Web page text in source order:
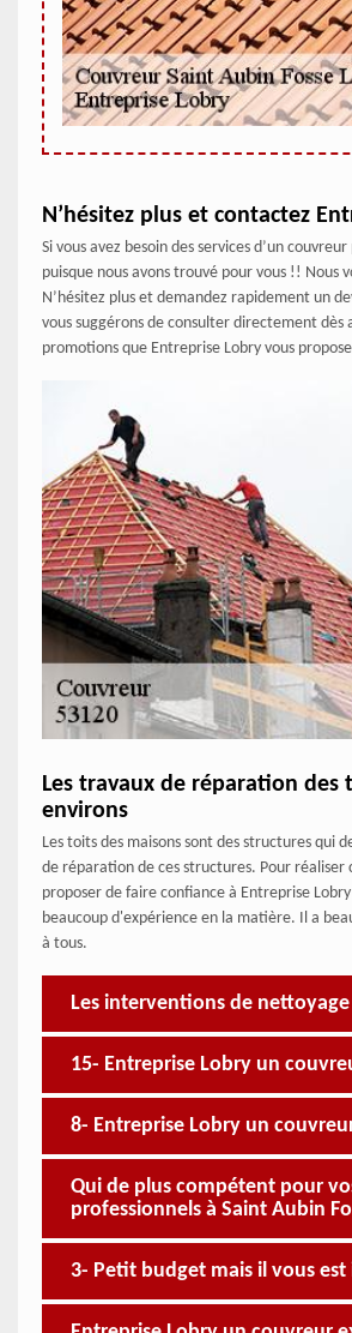
N’hésitez plus et contactez
Si vous avez besoin des services d’un
puisque nous avons trouvé pour vous !! Nous
N’hésitez plus et demandez rapidement un
vous suggérons de consulter directement
promotions que Entreprise Lobry vous
Les travaux de réparation des
environs
Les toits des maisons sont des structures
de réparation de ces structures. Pour réaliser
proposer de faire confiance à Entreprise
beaucoup d'expérience en la matière. Il a
à tous.
Les interventions de
15- Entreprise Lobry un
8- Entreprise Lobry un
Qui de plus compétent pour
professionnels à Saint Aubin
3- Petit budget mais il vous